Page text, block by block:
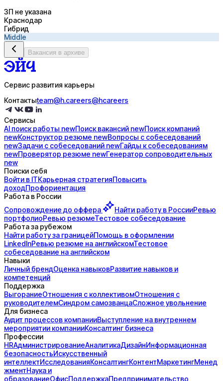
ЗП не указана
Краснодар
Гибрид
Middle
Вакансия в архиве
Сервис развития карьеры
Контактыteam@h.careers@hcareers
Сервисы
AI поискработы newПоисквакансий newПоисккомпаний
newКонструктор резюме newВопросы с собеседований
newЗадачи с собеседований newГайды ксобеседованиям
newПроверятор резюме newГенератор сопроводительных
new
Поиски себя
Войти в ITКарьерная стратегияПовысить
доходПрофориентация
Работа в России
Сопровождение до оффера Найти работу в РоссииРевью
портфолиоРевью резюмеТестовое собеседование
Работа за рубежом
Найти работу за границейПомощь в оформлении
LinkedInРевью резюме на английскомТестовое
собеседование на английском
Навыки
Личный брендОценка навыковРазвитие навыков и
компетенций
Поддержка
ВыгораниеОтношения с коллективомОтношения с
руководителемСиндром самозванцаСложное увольнение
Для бизнеса
Аудит процессов компанииВыступление на внутреннем
мероприятии компанииКонсалтинг бизнеса
Профессии
HRАдминистрированиеАналитикаДизайнИнформационная
безопасностьИскусственный
интеллектИсследованияКонсалтингКонтентМаркетингМенед
жментНаука и
образованиеОфисПоддержкаПредпринимательство